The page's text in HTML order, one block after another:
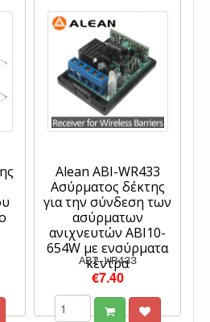
Alean ABI-WR433
Ασύρματος δέκτης
για την σύνδεση των
ασύρματων
ανιχνευτών ABI10-
654W με ενσύρματα
κέντρα
ABI-WR433
€7.40